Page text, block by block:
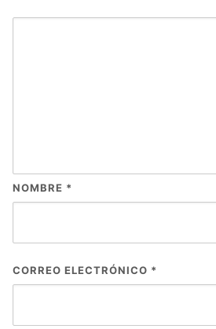
NOMBRE *
CORREO ELECTRÓNICO *